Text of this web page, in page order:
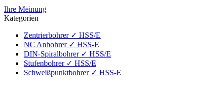
Ihre Meinung
Kategorien
Zentrierbohrer ✓ HSS/E
NC Anbohrer ✓ HSS-E
DIN-Spiralbohrer ✓ HSS/E
Stufenbohrer ✓ HSS/E
Schweißpunktbohrer ✓ HSS-E